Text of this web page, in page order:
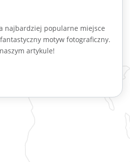
najbardziej popularne miejsce
motyw fotograficzny.
artykule!